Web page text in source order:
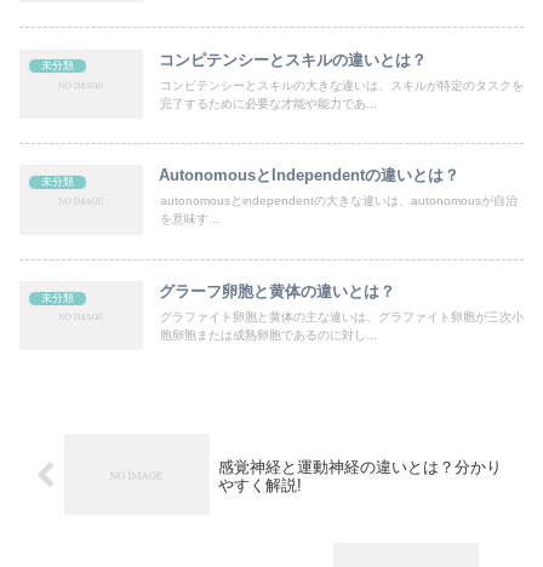
未分類 コンピテンシーとスキルの違いとは？
コンピテンシーとスキルの大きな違いは、スキルが特定のタスクを
完了するために必要な才能や能力であ...
未分類 AutonomousとIndependentの違いとは？
autonomousとindependentの大きな違いは、autonomousが自治
を意味す...
未分類 グラーフ卵胞と黄体の違いとは？
グラファイト卵胞と黄体の主な違いは、グラファイト卵胞が三次小
胞卵胞または成熟卵胞であるのに対し...
感覚神経と運動神経の違いとは？分かり
やすく解説!